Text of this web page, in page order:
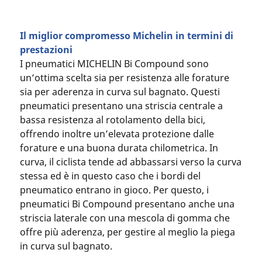
Il miglior compromesso Michelin in termini di
prestazioni
I pneumatici MICHELIN Bi Compound sono
un’ottima scelta sia per resistenza alle forature
sia per aderenza in curva sul bagnato. Questi
pneumatici presentano una striscia centrale a
bassa resistenza al rotolamento della bici,
offrendo inoltre un’elevata protezione dalle
forature e una buona durata chilometrica. In
curva, il ciclista tende ad abbassarsi verso la curva
stessa ed è in questo caso che i bordi del
pneumatico entrano in gioco. Per questo, i
pneumatici Bi Compound presentano anche una
striscia laterale con una mescola di gomma che
offre più aderenza, per gestire al meglio la piega
in curva sul bagnato.